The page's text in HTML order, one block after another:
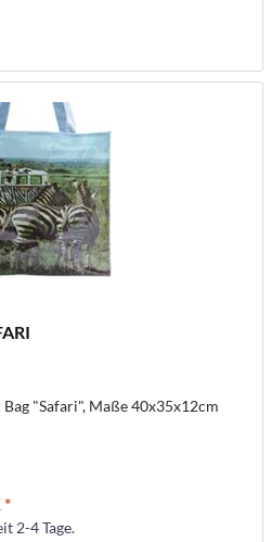
"Safari", Maße 40x35x12cm
*
2-4 Tage.